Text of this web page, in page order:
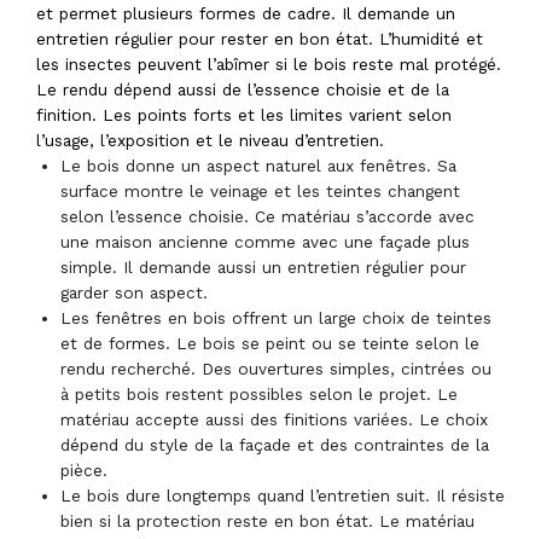
et permet plusieurs formes de cadre. Il demande un
entretien régulier pour rester en bon état. L’humidité et
les insectes peuvent l’abîmer si le bois reste mal protégé.
Le rendu dépend aussi de l’essence choisie et de la
finition. Les points forts et les limites varient selon
l’usage, l’exposition et le niveau d’entretien.
Le bois donne un aspect naturel aux fenêtres. Sa
surface montre le veinage et les teintes changent
selon l’essence choisie. Ce matériau s’accorde avec
une maison ancienne comme avec une façade plus
simple. Il demande aussi un entretien régulier pour
garder son aspect.
Les fenêtres en bois offrent un large choix de teintes
et de formes. Le bois se peint ou se teinte selon le
rendu recherché. Des ouvertures simples, cintrées ou
à petits bois restent possibles selon le projet. Le
matériau accepte aussi des finitions variées. Le choix
dépend du style de la façade et des contraintes de la
pièce.
Le bois dure longtemps quand l’entretien suit. Il résiste
bien si la protection reste en bon état. Le matériau